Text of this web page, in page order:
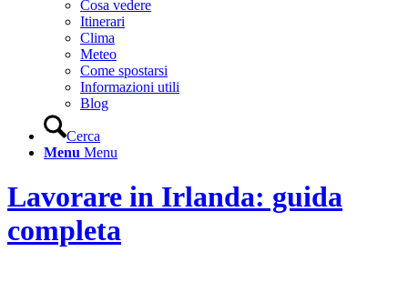
Cosa vedere
Itinerari
Clima
Meteo
Come spostarsi
Informazioni utili
Blog
Cerca
Menu Menu
Lavorare in Irlanda: guida
completa